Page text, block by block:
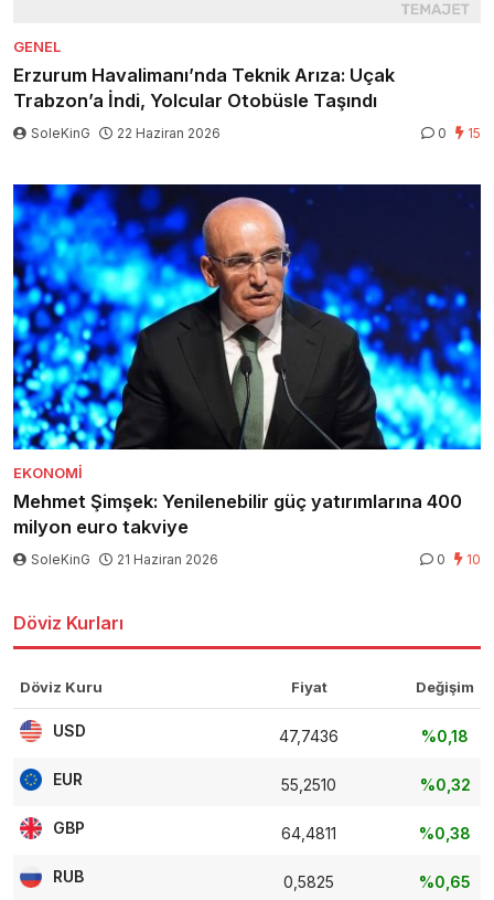
GENEL
Erzurum Havalimanı’nda Teknik Arıza: Uçak
Trabzon’a İndi, Yolcular Otobüsle Taşındı
SoleKinG 22 Haziran 2026 0 15
EKONOMI
Mehmet Şimşek: Yenilenebilir güç yatırımlarına 400
milyon euro takviye
SoleKinG 21 Haziran 2026 0 10
Döviz Kurları
Döviz Kuru Fiyat Değişim
USD 47,7436 %0,18
EUR 55,2510 %0,32
GBP 64,4811 %0,38
RUB 0,5825 %0,65